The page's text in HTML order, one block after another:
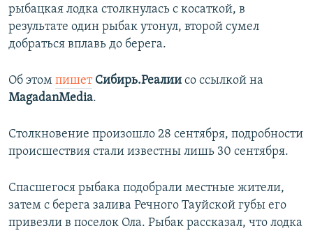
рыбацкая лодка столкнулась с косаткой, в
результате один рыбак утонул, второй сумел
добраться вплавь до берега.
Об этом пишетСибирь.Реалии со ссылкой на
MagadanMedia.
Столкновение произошло 28 сентября, подробности
происшествия стали известны лишь 30 сентября.
Спасшегося рыбака подобрали местные жители,
затем с берега залива Речного Тауйской губы его
привезли в поселок Ола. Рыбак рассказал, что лодка